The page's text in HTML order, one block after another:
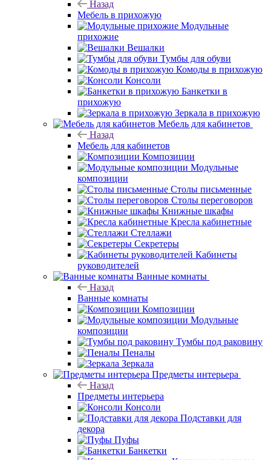
Назад
Мебель в прихожую
Модульные
прихожие
Вешалки
Тумбы для обуви
Комоды в прихожую
Консоли
Банкетки в
прихожую
Зеркала в прихожую
Мебель для кабинетов
Назад
Мебель для кабинетов
Композиции
Модульные
композиции
Столы письменные
Столы переговоров
Книжные шкафы
Кресла кабинетные
Стеллажи
Секретеры
Кабинеты
руководителей
Ванные комнаты
Назад
Ванные комнаты
Композиции
Модульные
композиции
Тумбы под раковину
Пеналы
Зеркала
Предметы интерьера
Назад
Предметы интерьера
Консоли
Подставки для
декора
Пуфы
Банкетки